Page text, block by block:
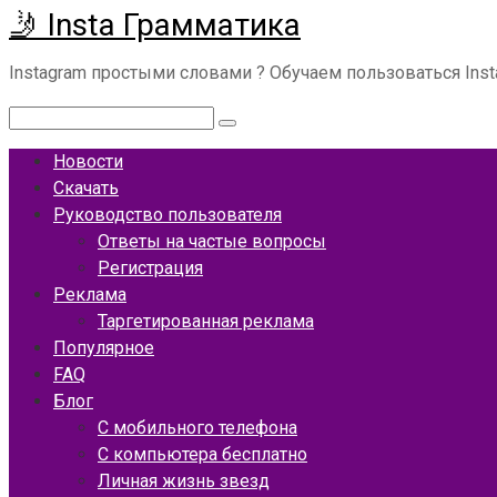
Перейти
к
контенту
🤳 Insta Грамматика
Instagram простыми словами ? Обучаем пользоваться
Новости
Скачать
Руководство пользователя
Ответы на частые вопросы
Регистрация
Реклама
Таргетированная реклама
Популярное
FAQ
Блог
С мобильного телефона
С компьютера бесплатно
Личная жизнь звезд